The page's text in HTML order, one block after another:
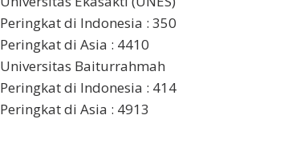
Peringkat di Indonesia : 350
Peringkat di Asia : 4410
Universitas Baiturrahmah
Peringkat di Indonesia : 414
Peringkat di Asia : 4913